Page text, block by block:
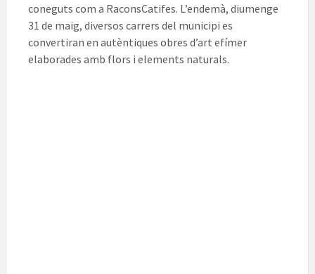
coneguts com a RaconsCatifes. L’endemà, diumenge
31 de maig, diversos carrers del municipi es
convertiran en autèntiques obres d’art efímer
elaborades amb flors i elements naturals.